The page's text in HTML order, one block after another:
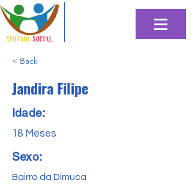
< Back
Jandira Filipe
Idade:
18 Meses
Sexo:
Bairro da Dimuca